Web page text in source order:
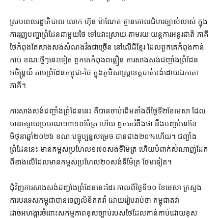
ស្របពេល​រដ្ឋាភិបាល លោក ហ៊ុន ម៉ាណែត គ្មាន​គោលជំហរ​ច្បាស់លាស់ ក្នុង​
ការ​រុញ​បញ្ហា​ព្រំដែន​ជាមួយ​ថៃ ទៅ​ដោះស្រាយ តាមរយៈ​យន្តការ​អន្តរជាតិ ភាគី​
ថៃ​កំពុងតែ​សាងសង់​សំណង​រឹង​ជាច្រើន នៅ​លើ​ដី​ខ្មែរ ដែល​ពួកគេ​កំពុង​កាន់
កាប់ ខណៈ​ថ្មីៗ​នេះ​ទៀត ពួកគេ​កំពុង​ពន្លឿន ការ​សាងសង់​ជញ្ជាំង​ព្រំដែន​
អចិន្ត្រយ៍ តាម​ព្រំដែន​កម្ពុជា​-​ថៃ ក្នុងភូមិ​សាស្ត្រ​ខេត្ត​បាត់បង់​ដោយ​ឯកតោ
ភាគី។
ការសាងសង់​ជញ្ជាំង​ព្រំដែន​នេះ គឺ​បាន​ចាប់​ដើម​តាំងពី​ថ្ងៃទី​២​ខែមេសា ដែល​
មាន​ចម្ងាយ​ប្រមាណ​១៣១០​ម៉ែត្រ ហើយ ពួកគេ​រំពឹង​ថា នឹង​បញ្ចប់​នៅ​ខែ
មិថុនា​ឆ្នាំ​២០២៦ ខណៈ​បច្ចុប្បន្ន​សម្រេច បាន​ជាង​២០%​ហើយ​។ ជញ្ជាំង​
ព្រំដែន​នេះ មាន​កម្ពស់​ប្រហែល​១៧០​សង់ទីម៉ែត្រ ហើយ​បំពាក់​សំណាញ់​ដែក​
ពី​ខាងលើ​ដែល​មាន​កម្ពស់​ប្រហែល​២០​សង់ទីម៉ែត្រ ថែមទៀត។
ជុំវិញ​ការសាងសង់​ជញ្ជាំង​ព្រំដែន​នេះ​ដែរ កាលពី​ថ្ងៃទី​១០ ខែមេសា ក្រសួង
ការបរទេស​កម្ពុជា​បាន​ចេញ​លិខិតតវ៉ា ដោយ​រៀបរាប់​ថា កម្ពុជា​តវ៉ា​
ដាច់អហង្ការ​ចំពោះ​សកម្មភាព​ខុសច្បាប់​របស់​ថៃ​ដែល​កាន់កាប់​ដោយ​ខុស